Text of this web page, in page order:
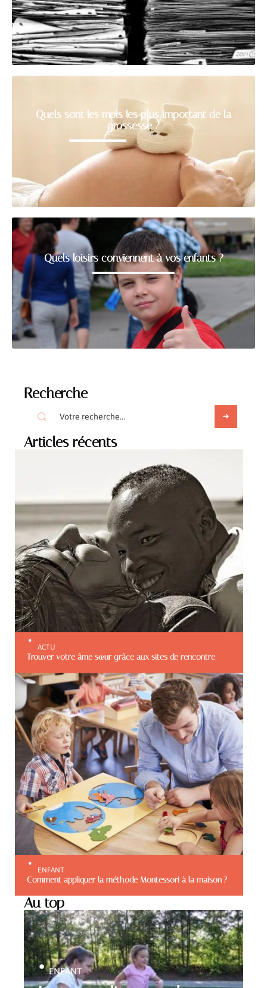
Quels sont les mois les plus important de la
grossesse ?
Quels loisirs conviennent à vos enfants ?
Recherche
Articles récents
ACTU
Trouver votre âme sœur grâce aux sites de rencontre
ENFANT
Comment appliquer la méthode Montessori à la maison ?
Au top
ENFANT